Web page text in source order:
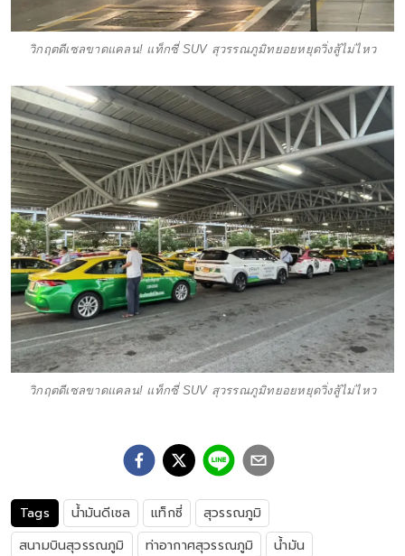
วิกฤตดีเซลขาดแคลน! แท็กซี่ SUV สุวรรณภูมิทยอยหยุดวิ่งสู้ไม่ไหว
วิกฤตดีเซลขาดแคลน! แท็กซี่ SUV สุวรรณภูมิทยอยหยุดวิ่งสู้ไม่ไหว
Tags น้ำมันดีเซล แท็กซี่
สุวรรณภูมิ
สนามบินสุวรรณภูมิ
ท่าอากาศสุวรรณภูมิ น้ำมัน